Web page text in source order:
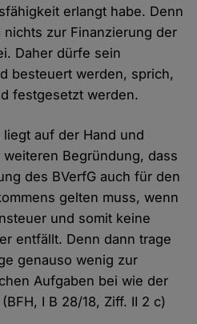
erlangt habe. Denn
nichts zur Finanzierung der
Daher dürfe sein
besteuert werden, sprich,
festgesetzt werden.
auf der Hand und
Begründung, dass
des BVerfG auch für den
gelten muss, wenn
und somit keine
entfällt. Denn dann trage
genauso wenig zur
Aufgaben bei wie der
I B 28/18, Ziff. II 2 c)